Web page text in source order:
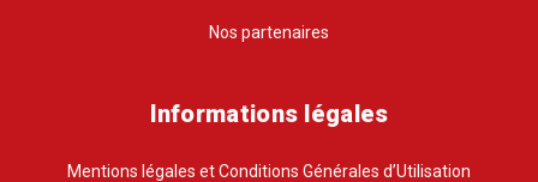
Nos partenaires
Informations légales
Mentions légales et Conditions Générales d’Utilisation